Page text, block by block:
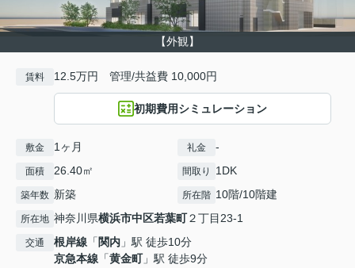
【外観】
賃料 12.5万円 管理/共益費 10,000円
初期費用シミュレーション
敷金 1ヶ月 礼金 -
面積 26.40㎡ 間取り 1DK
築年数 新築 所在階 10階/10階建
所在地 神奈川県横浜市中区若葉町２丁目23-1
交通 根岸線 「 関内 」駅 徒歩10分
京急本線 「黄金町」駅 徒歩9分